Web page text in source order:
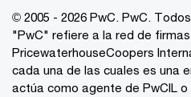
© 2005 - 2026 PwC. PwC.
"PwC" refiere a la red de
PricewaterhouseCoopers
cada una de las cuales es una
actúa como agente de PwCIL